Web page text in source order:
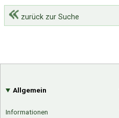
zurück zur Suche
Allgemein
Informationen